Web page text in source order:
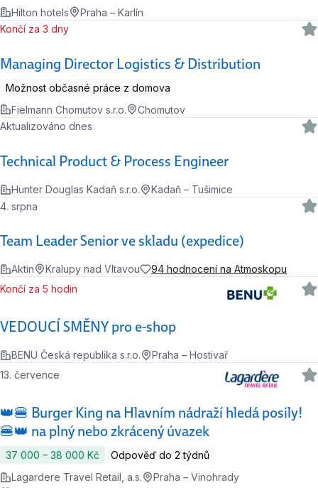
Hilton hotels
Praha – Karlín
Managing Director Logistics & Distribution
Končí za 3 dny
Možnost občasné práce z domova
Fielmann Chomutov s.r.o.
Chomutov
Technical Product & Process Engineer
Aktualizováno dnes
Hunter Douglas Kadaň s.r.o. Kadaň – Tušimice
Team Leader Senior ve skladu (expedice)
4. srpna
Aktin Kralupy nad Vltavou 94 hodnocení na Atmoskopu
VEDOUCÍ SMĚNY pro e-shop
Končí za 5 hodin
BENU Česká republika s.r.o. Praha – Hostivař
👑🍔 Burger King na Hlavním nádraží hledá posily!
🍔👑 na plný nebo zkrácený úvazek
13. července
37 000 ‍–‍ 38 000 Kč
Odpověď do 2 týdnů
Lagardere Travel Retail, a.s.
Praha – Vinohrady